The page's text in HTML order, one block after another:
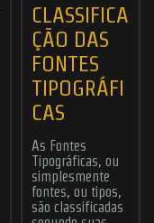
CLASSIFICA
ÇÃO DAS
FONTES
TIPOGRÁFI
CAS
As Fontes
Tipográficas, ou
simplesmente
fontes, ou tipos,
são classificadas